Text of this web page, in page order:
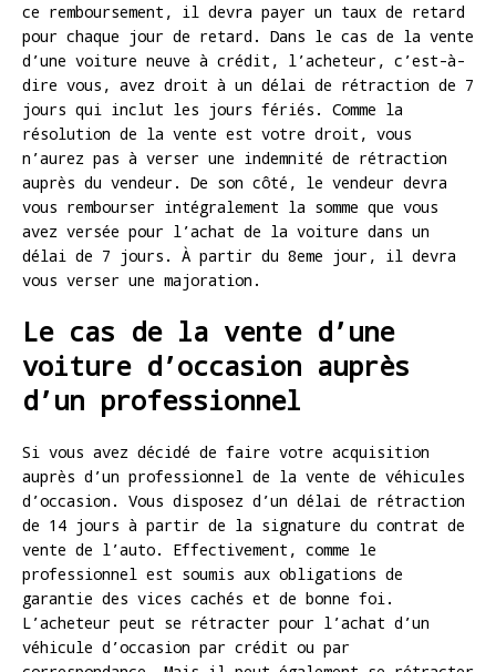
ce remboursement, il devra payer un taux de retard
pour chaque jour de retard. Dans le cas de la vente
d’une voiture neuve à crédit, l’acheteur, c’est-à-
dire vous, avez droit à un délai de rétraction de 7
jours qui inclut les jours fériés. Comme la
résolution de la vente est votre droit, vous
n’aurez pas à verser une indemnité de rétraction
auprès du vendeur. De son côté, le vendeur devra
vous rembourser intégralement la somme que vous
avez versée pour l’achat de la voiture dans un
délai de 7 jours. À partir du 8eme jour, il devra
vous verser une majoration.
Le cas de la vente d’une
voiture d’occasion auprès
d’un professionnel
Si vous avez décidé de faire votre acquisition
auprès d’un professionnel de la vente de véhicules
d’occasion. Vous disposez d’un délai de rétraction
de 14 jours à partir de la signature du contrat de
vente de l’auto. Effectivement, comme le
professionnel est soumis aux obligations de
garantie des vices cachés et de bonne foi.
L’acheteur peut se rétracter pour l’achat d’un
véhicule d’occasion par crédit ou par